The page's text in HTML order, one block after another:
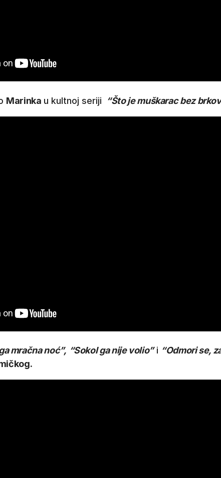
Marinka u kultnoj seriji “Što je muškarac bez
mračna noć”, “Sokol ga nije volio” i “Odmori se,